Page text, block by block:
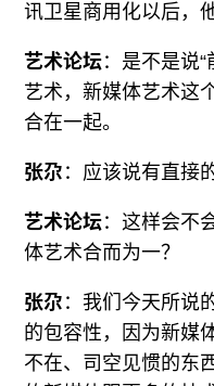
讯卫星商用化以后，
艺术论坛：是不是说
艺术，新媒体艺术这
合在一起。
张尕 ：应该说有直接
艺术论坛：这样会不
体艺术合而为一？
张尕 ：我们今天所说
的包容性，因为新媒
不在、司空见惯的东